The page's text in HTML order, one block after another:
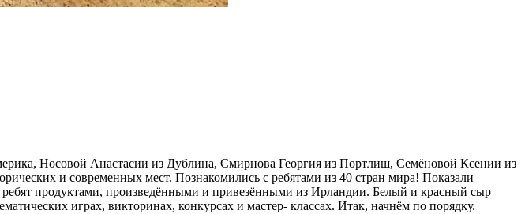
Носовой Анастасии из Дублина, Смирнова Георгия из Портлиш, Семёновой Ксении из
и современных мест. Познакомились с ребятами из 40 стран мира! Показали
продуктами, произведёнными и привезёнными из Ирландии. Белый и красный сыр
играх, викторинах, конкурсах и мастер- классах. Итак, начнём по порядку.